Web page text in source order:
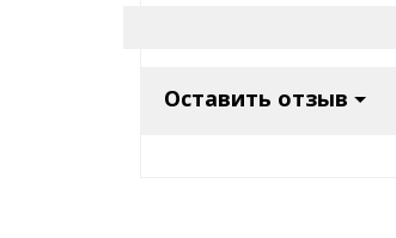
Оставить отзыв